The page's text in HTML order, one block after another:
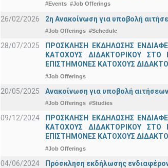
#Events #Job Offerings
26/02/2026 2η Ανακοίνωση για υποβολή
#Job Offerings #Schedule
28/07/2025
ΠΡΟΣΚΛΗΣΗ ΕΚΔΗΛΩΣΗΣ
ΚΑΤΟΧΟΥΣ ΔΙΔΑΚΤΟΡΙΚΟΥ ΣΤΟ
ΕΠΙΣΤΗΜΟΝΕΣ ΚΑΤΟΧΟΥΣ
#Job Offerings
20/05/2025 Ανακοίνωση για υποβολή
#Job Offerings #Studies
09/12/2024
ΠΡΟΣΚΛΗΣΗ ΕΚΔΗΛΩΣΗΣ
ΚΑΤΟΧΟΥΣ ΔΙΔΑΚΤΟΡΙΚΟΥ ΣΤΟ
ΕΠΙΣΤΗΜΟΝΕΣ ΚΑΤΟΧΟΥΣ
#Job Offerings
04/06/2024 Πρόσκληση εκδήλωσης